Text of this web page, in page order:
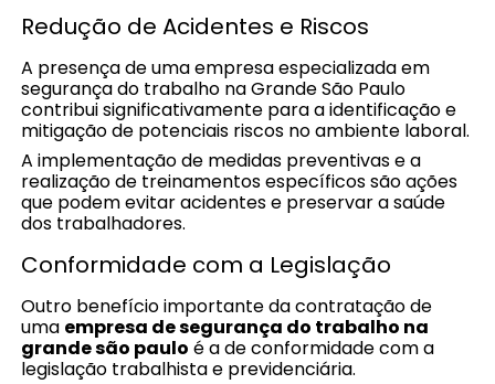
Redução de Acidentes e Riscos
A presença de uma empresa especializada em
segurança do trabalho na Grande São Paulo
contribui significativamente para a identificação e
mitigação de potenciais riscos no ambiente laboral.
A implementação de medidas preventivas e a
realização de treinamentos específicos são ações
que podem evitar acidentes e preservar a saúde
dos trabalhadores.
Conformidade com a Legislação
Outro benefício importante da contratação de
uma empresa de segurança do trabalho na
grande são paulo é a de conformidade com a
legislação trabalhista e previdenciária.